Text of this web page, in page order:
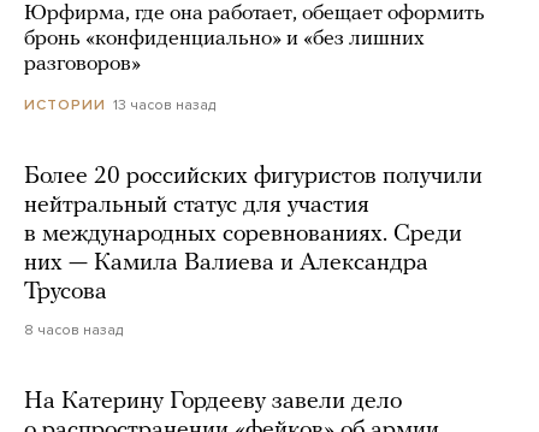
Юрфирма, где она работает, обещает оформить
бронь «конфиденциально» и «без лишних
разговоров»
ИСТОРИИ 13 часов назад
Более 20 российских фигуристов получили
нейтральный статус для участия
в международных соревнованиях. Среди
них — Камила Валиева и Александра
Трусова
8 часов назад
На Катерину Гордееву завели дело